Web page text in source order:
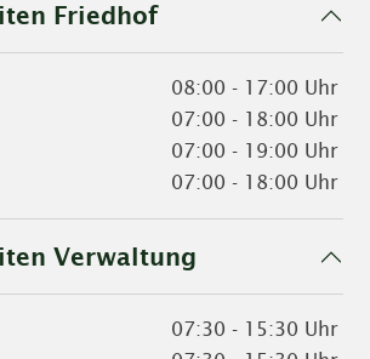
Friedhof
08:00 - 17:00 Uhr
07:00 - 18:00 Uhr
07:00 - 19:00 Uhr
07:00 - 18:00 Uhr
Verwaltung
07:30 - 15:30 Uhr